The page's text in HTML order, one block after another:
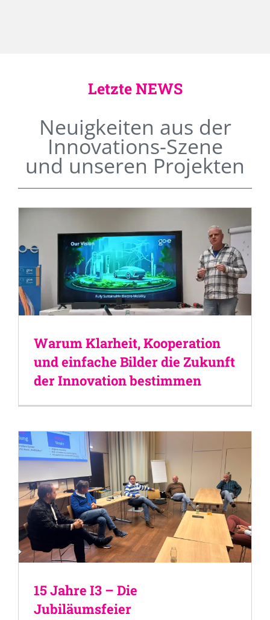
Letzte NEWS
Neuigkeiten aus der
Innovations-Szene
und unseren Projekten
Warum Klarheit, Kooperation
und einfache Bilder die Zukunft
der Innovation bestimmen
15 Jahre I3 – Die
Jubiläumsfeier